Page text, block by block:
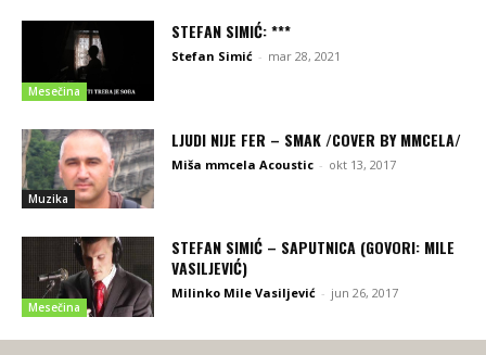
Mesečina
STEFAN SIMIĆ: ***
Stefan Simić - mar 28, 2021
Muzika
LJUDI NIJE FER – SMAK /COVER BY MMCELA/
Miša mmcela Acoustic - okt 13, 2017
Mesečina
STEFAN SIMIĆ – SAPUTNICA (GOVORI: MILE
VASILJEVIĆ)
Milinko Mile Vasiljević - jun 26, 2017